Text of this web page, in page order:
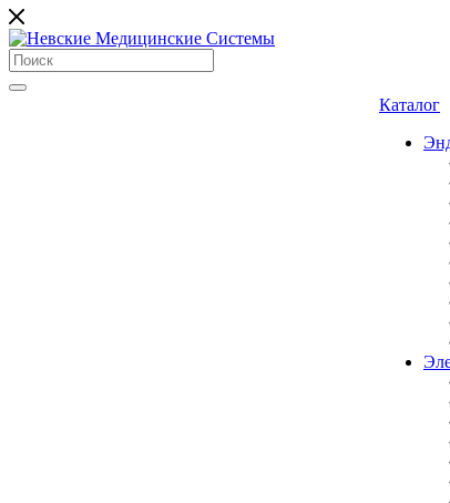
Каталог